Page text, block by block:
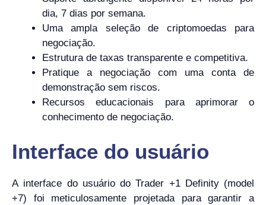
dia, 7 dias por semana.
Uma ampla seleção de criptomoedas para
negociação.
Estrutura de taxas transparente e competitiva.
Pratique a negociação com uma conta de
demonstração sem riscos.
Recursos educacionais para aprimorar o
conhecimento de negociação.
Interface do usuário
A interface do usuário do Trader +1 Definity (model
+7) foi meticulosamente projetada para garantir a